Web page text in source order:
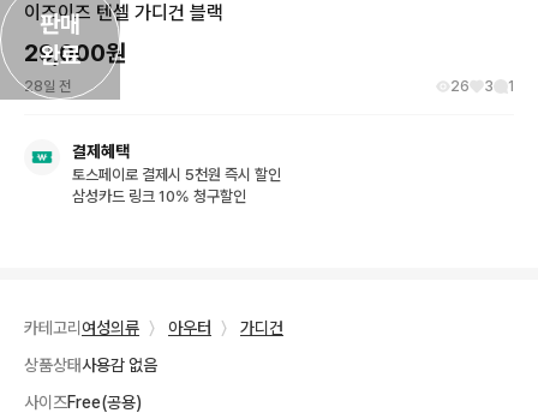
판매
완료
이즈이즈 텐셀 가디건 블랙
29,000원
28일 전 26 3 1
결제혜택
토스페이로 결제시 5천원 즉시 할인
삼성카드 링크 10% 청구할인
카테고리 여성의류 〉 아우터 〉
가디건
상품상태사용감 없음
사이즈Free(공용)